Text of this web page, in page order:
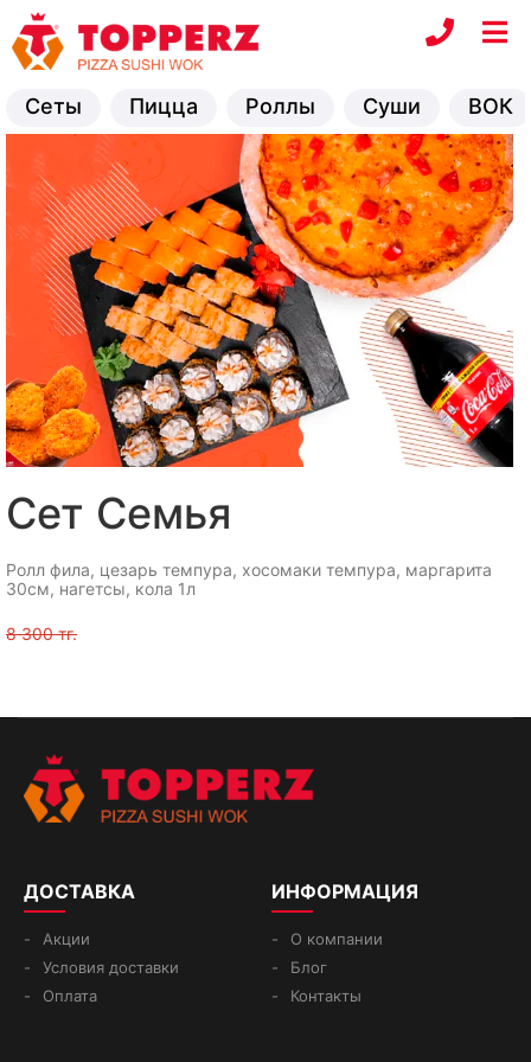
Сеты Пицца Роллы Суши ВОК
Сет Семья
Ролл фила, цезарь темпура, хосомаки темпура, маргарита
30см, нагетсы, кола 1л
8 300 тг.
ДОСТАВКА
Акции
Условия доставки
Оплата
ИНФОРМАЦИЯ
О компании
Блог
Контакты